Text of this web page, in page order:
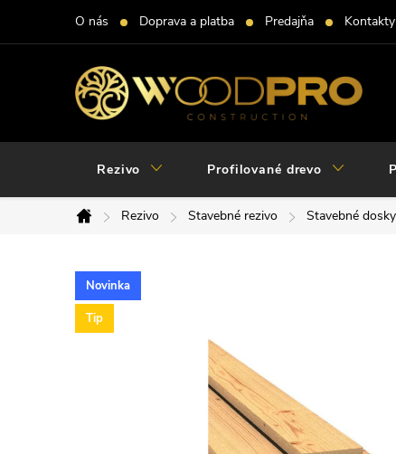
O nás Doprava a platba Predajňa Kontakty
Rezivo Profilované drevo
Domov
Rezivo Stavebné rezivo Stavebné dosky
Novinka
Tip